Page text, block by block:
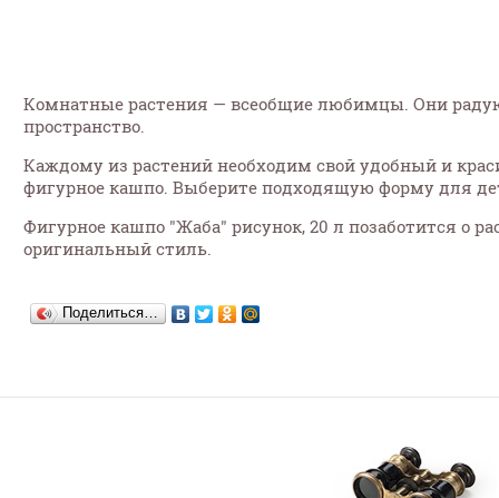
Комнатные растения — всеобщие любимцы. Они
пространство.
Каждому из растений необходим свой удобный и
фигурное кашпо. Выберите подходящую форму для
Фигурное кашпо "Жаба" рисунок, 20 л позаботится о
оригинальный стиль.
Поделиться…